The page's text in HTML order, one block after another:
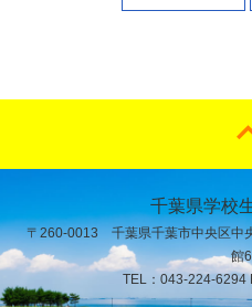
千葉県学校
〒260-0013 千葉県千葉市中央区中
館
TEL：043-224-6294